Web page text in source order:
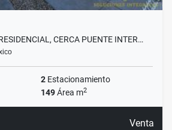
CERCA PUENTE INTER…
2 Estacionamiento
149Área m2
Venta